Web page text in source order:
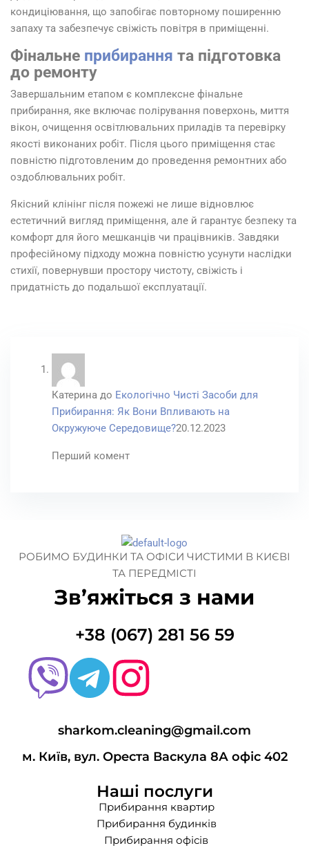
кондиціювання, що запобігає повторному поширенню
запаху та забезпечує свіжість повітря в приміщенні.
Фінальне прибирання та підготовка
до ремонту
Завершальним етапом є комплексне фінальне
прибирання, яке включає полірування поверхонь, миття
вікон, очищення освітлювальних приладів та перевірку
якості виконаних робіт. Після цього приміщення стає
повністю підготовленим до проведення ремонтних або
оздоблювальних робіт.
Якісний клінінг після пожежі не лише відновлює
естетичний вигляд приміщення, але й гарантує безпеку та
комфорт для його мешканців чи працівників. Завдяки
професійному підходу можна повністю усунути наслідки
стихії, повернувши простору чистоту, свіжість і
придатність до подальшої експлуатації.
Катерина до Екологічно Чисті Засоби для
Прибирання: Як Вони Впливають на
Окружуюче Середовище?20.12.2023
Перший комент
РОБИМО БУДИНКИ ТА ОФІСИ ЧИСТИМИ В КИЄВІ
ТА ПЕРЕДМІСТІ
Зв’яжіться з нами
+38 (067) 281 56 59
sharkom.cleaning@gmail.com
м. Київ, вул. Ореста Васкула 8А офіс 402
Наші послуги
Прибирання квартир
Прибирання будинків
Прибирання офісів